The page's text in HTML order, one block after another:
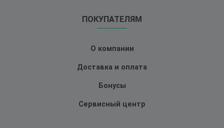
ПОКУПАТЕЛЯМ
О компании
Доставка и оплата
Бонусы
Сервисный центр